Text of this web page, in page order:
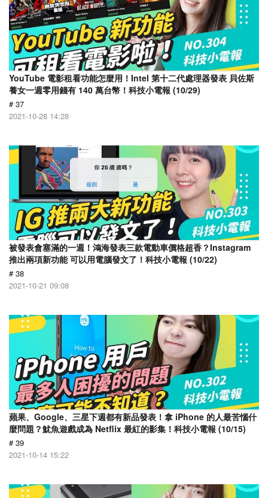
YouTube 電影租看功能怎麼用！Intel 第十二代處理器發表 貝佐斯
養女一週零用錢有 140 萬台幣！科技小電報 (10/29)
# 37
2021-10-28 14:28
被發表會塞滿的一週！鴻海發表三款電動車價格超香？Instagram
推出兩項新功能 可以用電腦發文了！科技小電報 (10/22)
# 38
2021-10-21 09:08
蘋果、Google、三星下週都有新品發表！拿 iPhone 的人最苦惱什
麼問題？魷魚遊戲成為 Netflix 最紅的影集！科技小電報 (10/15)
# 39
2021-10-14 15:22